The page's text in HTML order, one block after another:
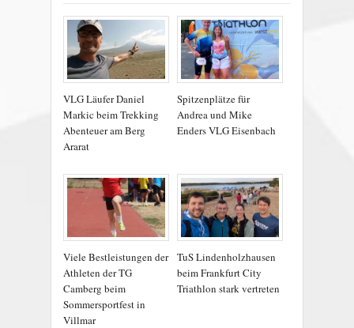
VLG Läufer Daniel
Markic beim Trekking
Abenteuer am Berg
Ararat
Spitzenplätze für
Andrea und Mike
Enders VLG Eisenbach
Viele Bestleistungen der
Athleten der TG
Camberg beim
Sommersportfest in
Villmar
TuS Lindenholzhausen
beim Frankfurt City
Triathlon stark vertreten